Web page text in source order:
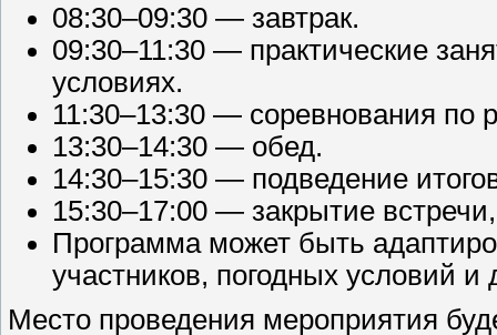
08:30–09:30 — завтрак.
09:30–11:30 — практические
условиях.
11:30–13:30 — соревнования по
13:30–14:30 — обед.
14:30–15:30 — подведение
15:30–17:00 — закрытие
Программа может быть
участников, погодных условий и
Место проведения мероприятия